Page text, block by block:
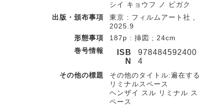
シイ キョウフ ノ ビガク
出版・頒布事項
東京 : フィルムアート社 ,
2025.9
形態事項
187p : 挿図 ; 24cm
巻号情報
ISB
N
978484592400
4
その他の標題
その他のタイトル:遍在する
リミナルスペース
ヘンザイ スル リミナル ス
ペース